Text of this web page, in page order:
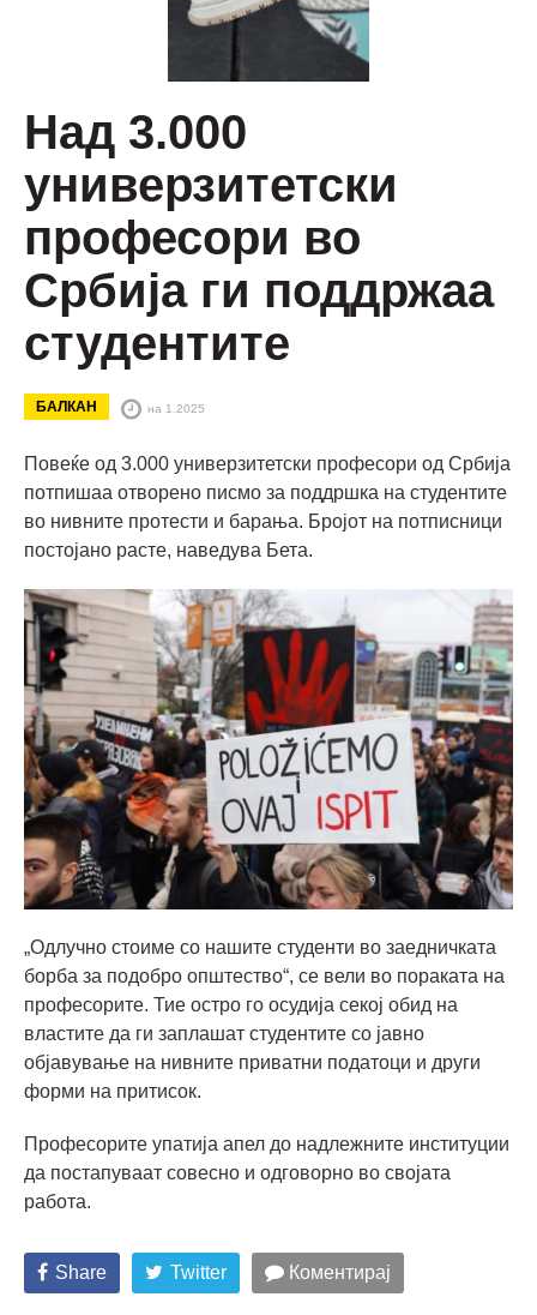
Над 3.000
универзитетски
професори во
Србија ги поддржаа
студентите
БАЛКАН на 1.2025
Повеќе од 3.000 универзитетски професори од Србија
потпишаа отворено писмо за поддршка на студентите
во нивните протести и барања. Бројот на потписници
постојано расте, наведува Бета.
„Одлучно стоиме со нашите студенти во заедничката
борба за подобро општество“, се вели во пораката на
професорите. Тие остро го осудија секој обид на
властите да ги заплашат студентите со јавно
објавување на нивните приватни податоци и други
форми на притисок.
Професорите упатија апел до надлежните институции
да постапуваат совесно и одговорно во својата
работа.
Share Twitter Коментирај